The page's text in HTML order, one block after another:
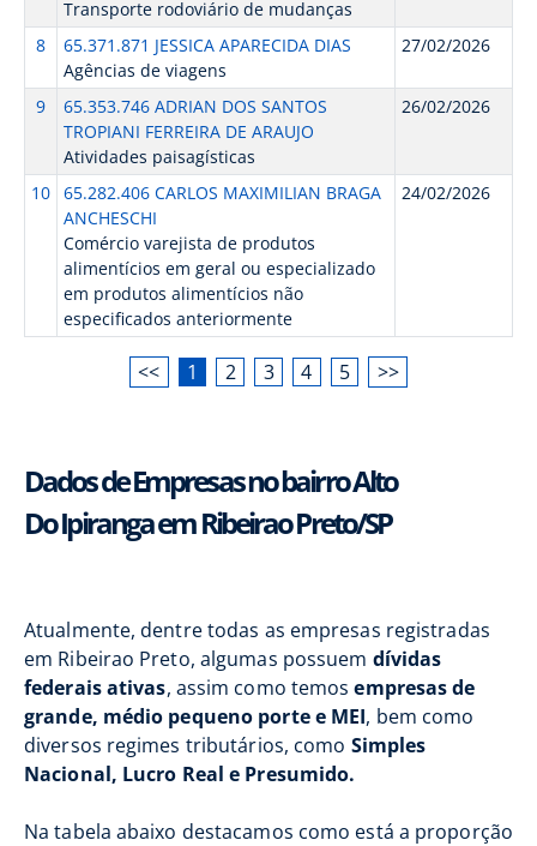
Transporte rodoviário de mudanças
8
65.371.871 JESSICA APARECIDA DIAS
Agências de viagens
27/02/2026
9
65.353.746 ADRIAN DOS SANTOS
TROPIANI FERREIRA DE ARAUJO
Atividades paisagísticas
26/02/2026
10 65.282.406 CARLOS MAXIMILIAN BRAGA
ANCHESCHI
Comércio varejista de produtos
alimentícios em geral ou especializado
em produtos alimentícios não
especificados anteriormente
24/02/2026
<< 1 2 3 4 5 >>
Dados de Empresas no bairro Alto
Do Ipiranga em Ribeirao Preto/SP
Atualmente, dentre todas as empresas registradas
em Ribeirao Preto, algumas possuem dívidas
federais ativas, assim como temosempresas de
grande, médio pequeno porte e MEI, bem como
diversos regimes tributários, como Simples
Nacional, Lucro Real e Presumido.
Na tabela abaixo destacamos como está a proporção